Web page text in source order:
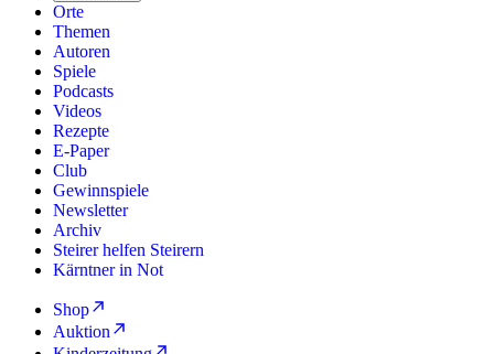
Orte
Themen
Autoren
Spiele
Podcasts
Videos
Rezepte
E-Paper
Club
Gewinnspiele
Newsletter
Archiv
Steirer helfen Steirern
Kärntner in Not
Shop
Auktion